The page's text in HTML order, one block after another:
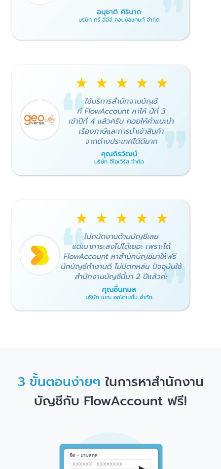
3 ขั้นตอนง่ายๆในการหาสำนักงาน
บัญชีกับ FlowAccount ฟรี!